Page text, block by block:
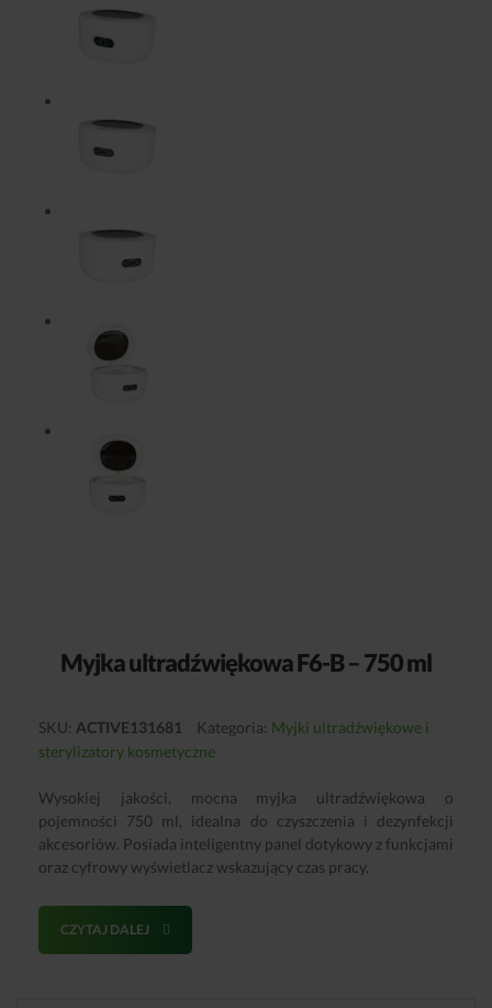
Myjka ultradźwiękowa F6-B – 750 ml
SKU: ACTIVE131681 Kategoria: Myjki ultradźwiękowe i
sterylizatory kosmetyczne
Wysokiej jakości, mocna myjka ultradźwiękowa o
pojemności 750 ml, idealna do czyszczenia i dezynfekcji
akcesoriów. Posiada inteligentny panel dotykowy z funkcjami
oraz cyfrowy wyświetlacz wskazujący czas pracy.
CZYTAJ DALEJ